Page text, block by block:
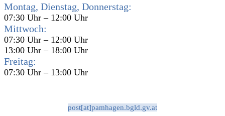
Montag, Dienstag, Donnerstag:
07:30 Uhr – 12:00 Uhr
Mittwoch:
07:30 Uhr – 12:00 Uhr
13:00 Uhr – 18:00 Uhr
Freitag:
07:30 Uhr – 13:00 Uhr
post[at]pamhagen.bgld.gv.at